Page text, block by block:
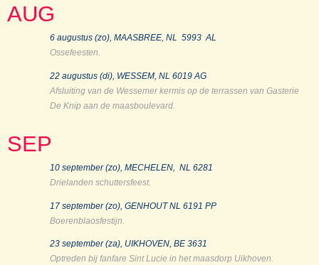
AUG
6 augustus (zo), MAASBREE, NL 5993 AL
Ossefeesten.
22 augustus (di), WESSEM, NL 6019 AG
Afsluiting van de Wessemer kermis op de terrassen van Gasterie
De Knip aan de maasboulevard.
SEP
10 september (zo), MECHELEN, NL 6281
Drielanden schuttersfeest.
17 september (zo), GENHOUT NL 6191 PP
Boerenblaosfestijn.
23 september (za), UIKHOVEN, BE 3631
Optreden bij fanfare Sint Lucie in het maasdorp Uikhoven.